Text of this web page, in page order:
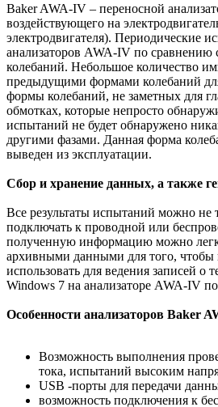
Baker AWA-IV – переносной
воздействующего на
электродвигателя). Периодические
анализаторов AWA-IV по сравнению
колебаний. Небольшое количество
предыдущими формами колебаний
формы колебаний, не заметных для
обмотках, которые непросто
испытаний не будет обнаружено
другими фазами. Данная форма
выведен из эксплуатации.
Сбор и хранение данных, а также
Все результаты испытаний можно не
подключать к проводной или
полученную информацию можно легко
архивными данными для того, чтобы
использовать для ведения записей
Windows 7 на анализаторе AWA-IV
Особенности анализаторов Baker
Возможность выполнения
тока, испытаний высоким
USB -порты для передачи
возможность подключения к